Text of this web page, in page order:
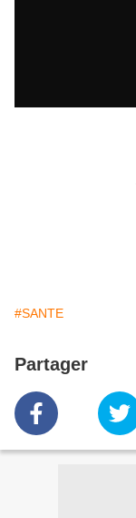
#SANTE
Partager